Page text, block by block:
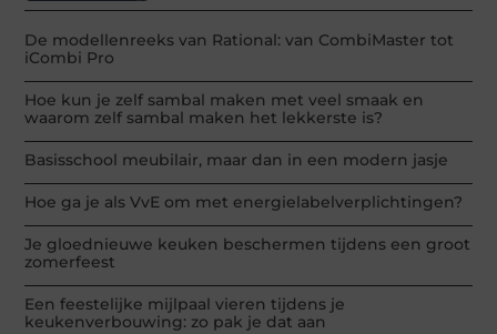
De modellenreeks van Rational: van CombiMaster tot
iCombi Pro
Hoe kun je zelf sambal maken met veel smaak en
waarom zelf sambal maken het lekkerste is?
Basisschool meubilair, maar dan in een modern jasje
Hoe ga je als VvE om met energielabelverplichtingen?
Je gloednieuwe keuken beschermen tijdens een groot
zomerfeest
Een feestelijke mijlpaal vieren tijdens je
keukenverbouwing: zo pak je dat aan